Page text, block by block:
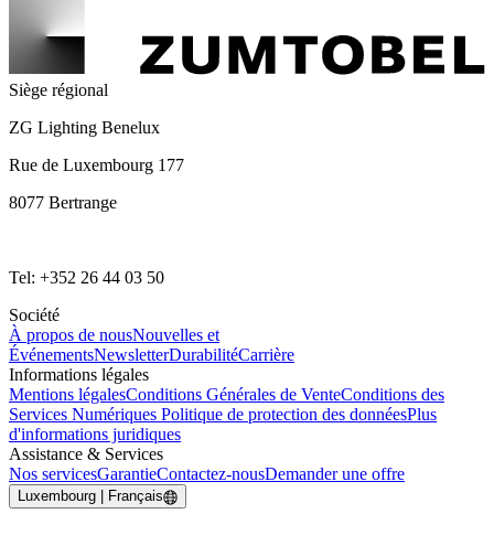
Siège régional
ZG Lighting Benelux
Rue de Luxembourg 177
8077 Bertrange
Tel: +352 26 44 03 50
Société
À propos de nousNouvelles et
ÉvénementsNewsletterDurabilitéCarrière
Informations légales
Mentions légalesConditions Générales de VenteConditions des
Services Numériques Politique de protection des donnéesPlus
d'informations juridiques
Assistance & Services
Nos servicesGarantieContactez-nousDemander une offre
Luxembourg | Français